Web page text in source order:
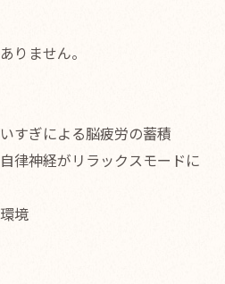
りません。
すぎによる脳疲労の蓄積
律神経がリラックスモードに
境